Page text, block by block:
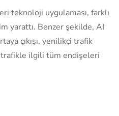
teknoloji uygulaması, farklı
yarattı. Benzer şekilde, AI
çıkışı, yenilikçi trafik
ilgili tüm endişeleri